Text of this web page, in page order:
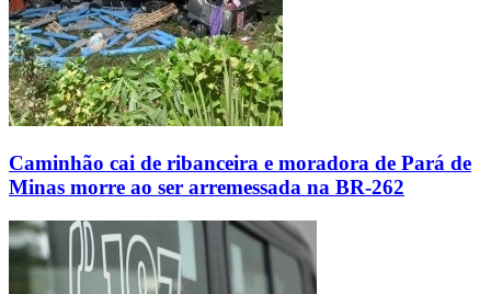
Caminhão cai de ribanceira e moradora de Pará de
Minas morre ao ser arremessada na BR-262